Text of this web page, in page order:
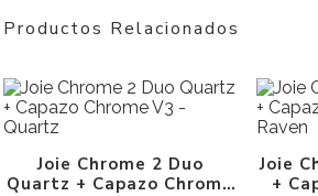
Productos Relacionados
Joie Chrome 2 Duo
Quartz + Capazo Chrome
Joie
+